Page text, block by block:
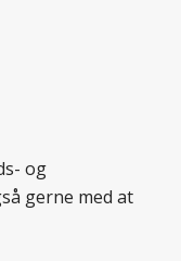
og
gerne med at